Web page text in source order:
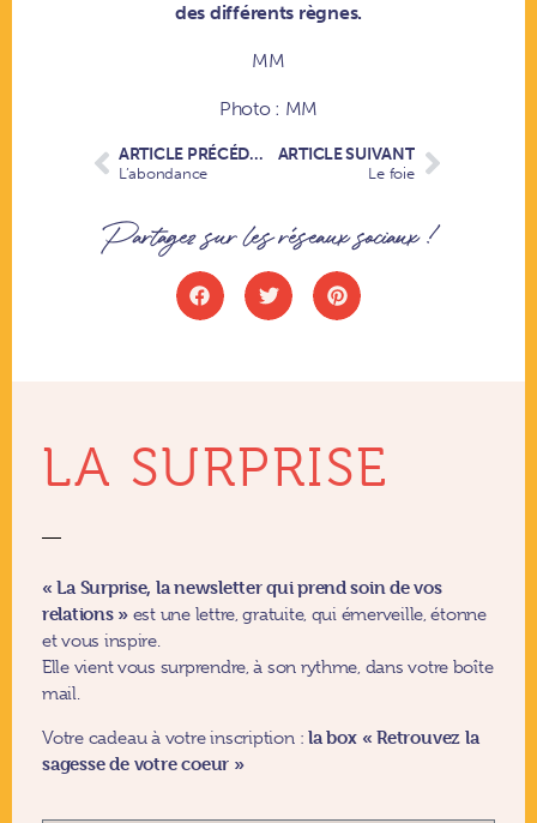
des différents règnes.
MM
Photo : MM
ARTICLE PRÉCÉDENT
L’abondance
ARTICLE SUIVANT
Le foie
Partagez sur les réseaux sociaux !
LA SURPRISE
« La Surprise, la newsletter qui prend soin de vos
relations » est une lettre, gratuite, qui émerveille, étonne
et vous inspire.
Elle vient vous surprendre, à son rythme, dans votre boîte
mail.
Votre cadeau à votre inscription :la box «Retrouvez la
sagesse de votre coeur »